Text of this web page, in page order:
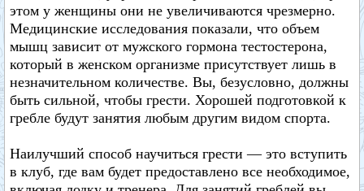
этом у женщины они не увеличиваются чрезмерно.
Медицинские исследования показали, что объем
мышц зависит от мужского гормона тестостерона,
который в женском организме присутствует лишь в
незначительном количестве. Вы, безусловно, должны
быть сильной, чтобы грести. Хорошей подготовкой к
гребле будут занятия любым другим видом спорта.
Наилучший способ научиться грести — это вступить
в клуб, где вам будет предоставлено все необходимое,